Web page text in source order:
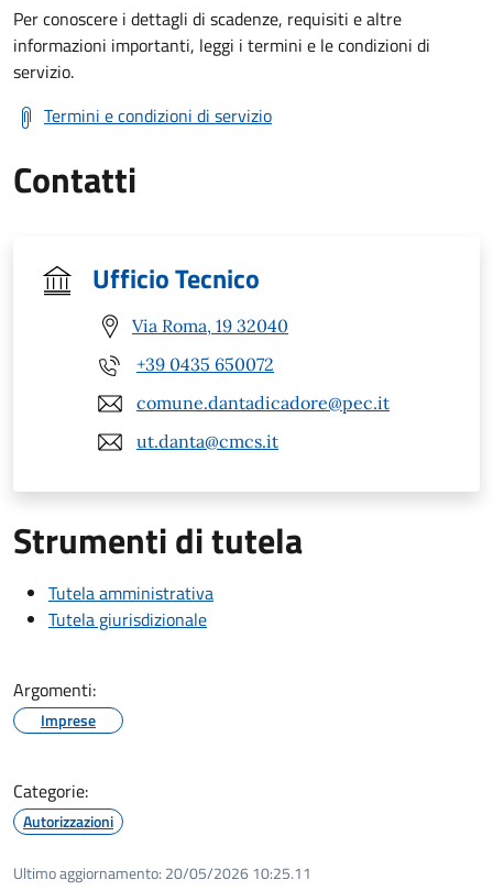
Per conoscere i dettagli di scadenze, requisiti e altre
informazioni importanti, leggi i termini e le condizioni di
servizio.
Termini e condizioni di servizio
Contatti
Ufficio Tecnico
Via Roma, 19 32040
+39 0435 650072
comune.dantadicadore@pec.it
ut.danta@cmcs.it
Strumenti di tutela
Tutela amministrativa
Tutela giurisdizionale
Argomenti:
Imprese
Categorie:
Autorizzazioni
Ultimo aggiornamento: 20/05/2026 10:25.11